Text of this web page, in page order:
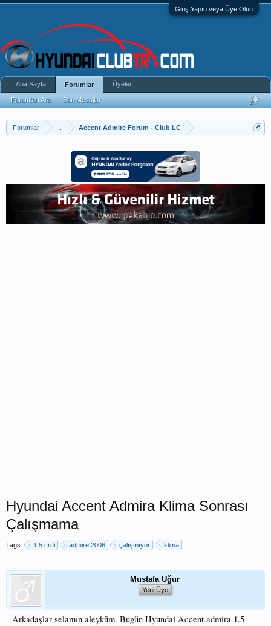
Giriş Yapın veya Üye Olun
Forumlar Accent Admire Forum - Club LC
Hyundai Accent Admira Klima Sonrası
Çalışmama
Tags: 1.5 crdi admire 2006 çalışmıyor klima
Mustafa Uğur
Yeni Üye
Arkadaşlar selamın aleyküm. Bugün Hyundai Accent admira 1.5
Ana Sayfa Forumlar
Forumları Ara Son Mesajlar
Üyeler